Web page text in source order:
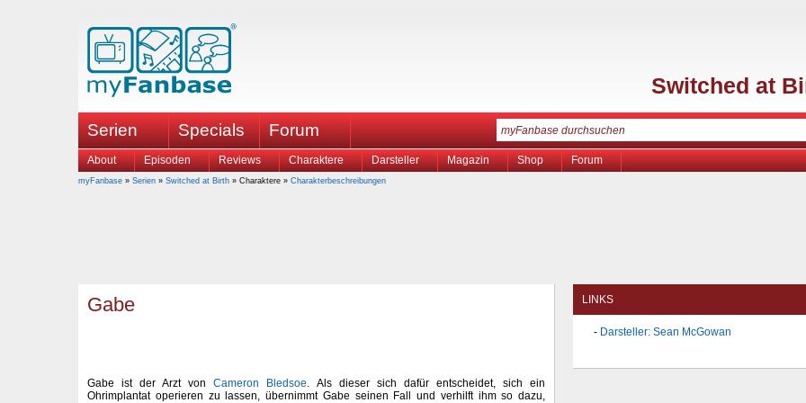
Switched at
Serien Specials Forum
About Episoden Reviews Charaktere Darsteller Magazin Shop Forum
myFanbase » Serien » Switched at Birth » Charaktere » Charakterbeschreibungen
Gabe
Gabe ist der Arzt vonCameron Bledsoe. Als dieser sich dafür entscheidet, sich ein
Ohrimplantat operieren zu lassen, übernimmt Gabe seinen Fall und verhilft ihm so dazu,
LINKS
Darsteller: Sean McGowan